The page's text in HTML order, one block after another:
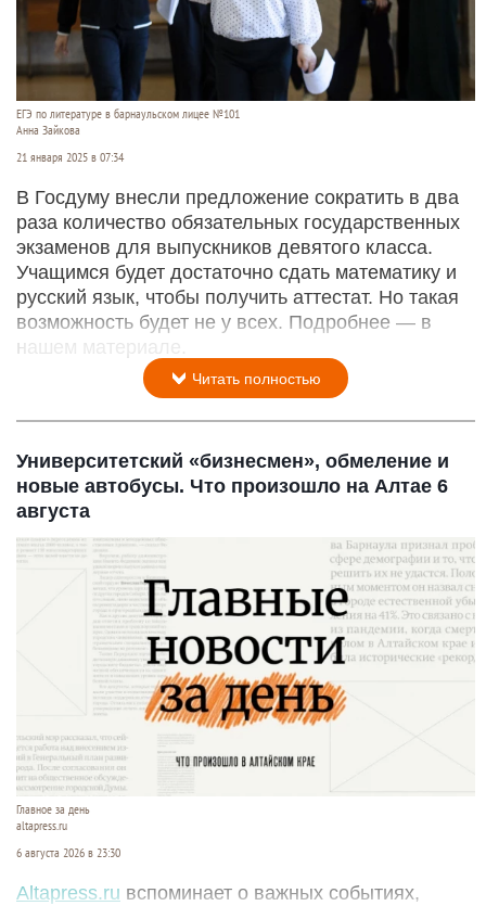
ЕГЭ по литературе в барнаульском лицее №101
Анна Зайкова
21 января 2025 в 07:34
В Госдуму внесли предложение сократить в два
раза количество обязательных государственных
экзаменов для выпускников девятого класса.
Учащимся будет достаточно сдать математику и
русский язык, чтобы получить аттестат. Но такая
возможность будет не у всех. Подробнее — в
нашем материале.
Читать полностью
Университетский «бизнесмен», обмеление и
новые автобусы. Что произошло на Алтае 6
августа
Главное за день
altapress.ru
6 августа 2026 в 23:30
Altapress.ru вспоминает о важных событиях,